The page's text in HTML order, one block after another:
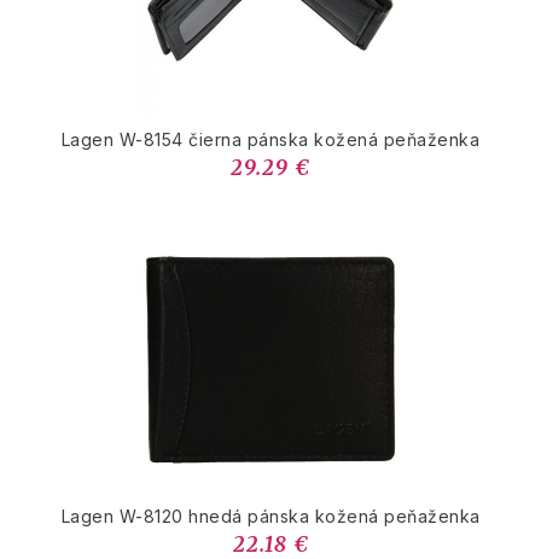
Lagen W-8154 čierna pánska kožená peňaženka
29.29 €
Lagen W-8120 hnedá pánska kožená peňaženka
22.18 €